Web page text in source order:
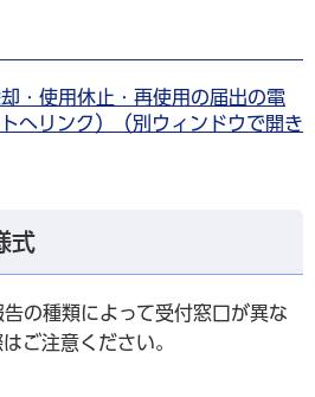
・使用休止・再使用の届出の電
へリンク）（別ウィンドウで開き
式
の種類によって受付窓口が異な
ご注意ください。